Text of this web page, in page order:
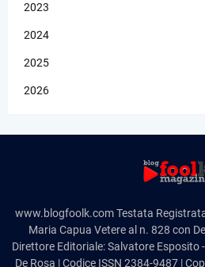
2023
2024
2025
2026
www.blogfoolk.com Testata
Maria Capua Vetere al n. 828 con
Direttore Editoriale: Salvatore Esposito
De Rosa | Codice ISSN 2384-9487 |